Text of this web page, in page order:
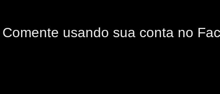
Comente usando sua conta no